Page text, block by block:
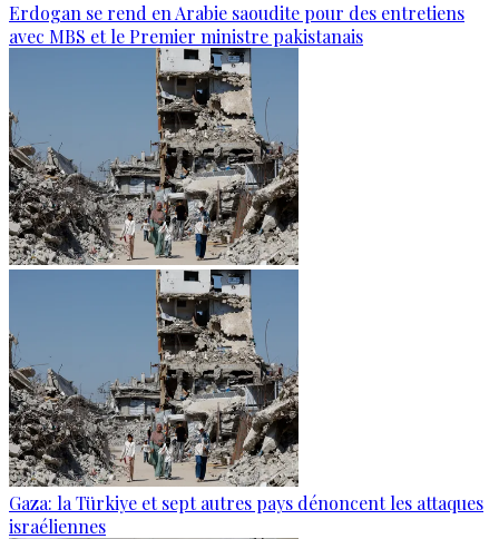
Erdogan se rend en Arabie saoudite pour des entretiens
avec MBS et le Premier ministre pakistanais
Gaza: la Türkiye et sept autres pays dénoncent les attaques
israéliennes